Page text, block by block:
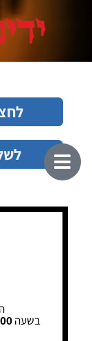
לחצו
בשעה